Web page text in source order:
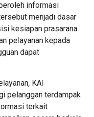
informasi
menjadi dasar
kesiapan prasarana
pelayanan kepada
dapat
KAI
pelanggan terdampak
terkait